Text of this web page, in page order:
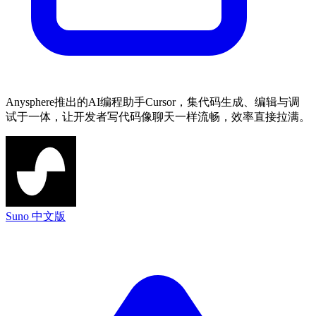
Anysphere推出的AI编程助手Cursor，集代码生成、编辑与调
试于一体，让开发者写代码像聊天一样流畅，效率直接拉满。
Suno 中文版